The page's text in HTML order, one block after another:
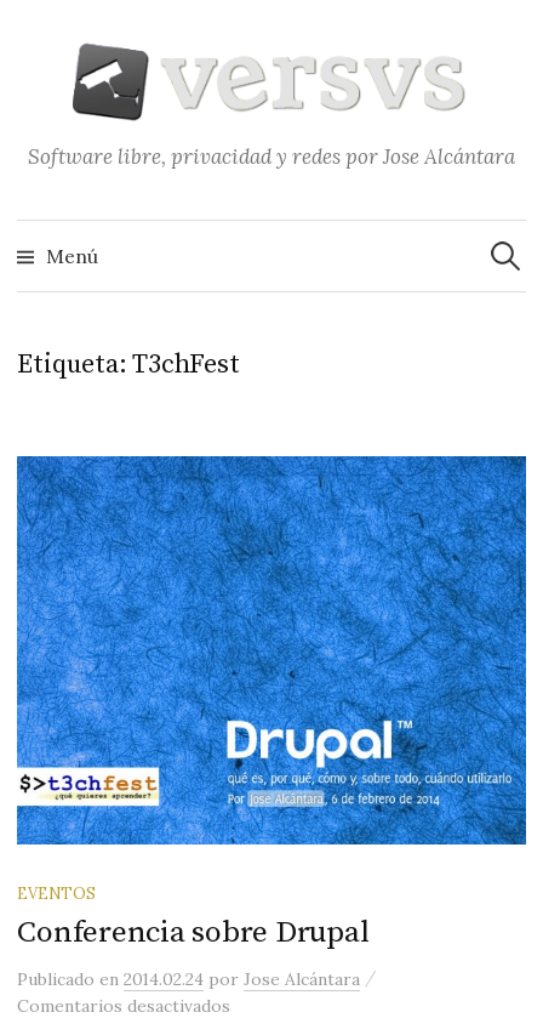
contenido
Software libre, privacidad y redes por Jose Alcántara
Menú
Etiqueta:T3chFest
EVENTOS
Conferencia sobre Drupal
Publicadoen2014.02.24 porJose Alcántara /
Comentarios desactivados